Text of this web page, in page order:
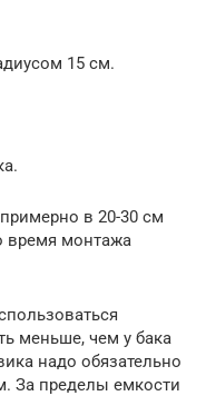
15 см.
в 20-30 см
время монтажа
меньше, чем у бака
надо обязательно
За пределы емкости